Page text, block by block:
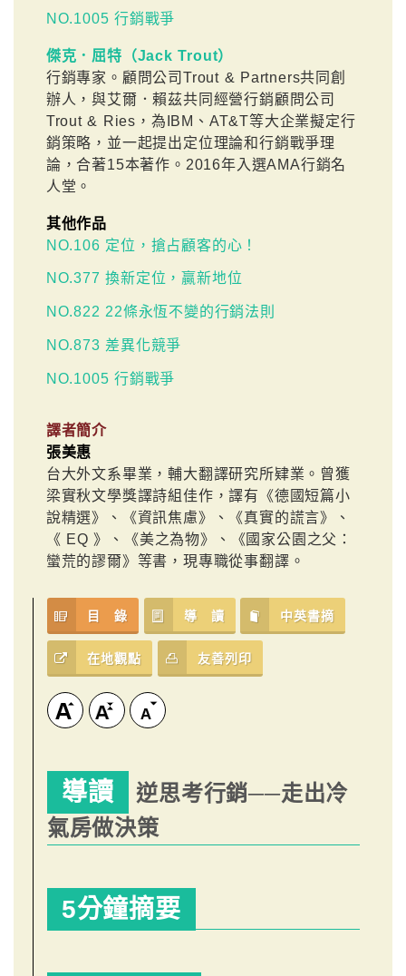
NO.1005 行銷戰爭
傑克．屈特（Jack Trout）
行銷專家。顧問公司Trout & Partners共同創
辦人，與艾爾．賴茲共同經營行銷顧問公司
Trout & Ries，為IBM、AT&T等大企業擬定行
銷策略，並一起提出定位理論和行銷戰爭理
論，合著15本著作。2016年入選AMA行銷名
人堂。
其他作品
NO.106 定位，搶占顧客的心！
NO.377 換新定位，贏新地位
NO.822 22條永恆不變的行銷法則
NO.873 差異化競爭
NO.1005 行銷戰爭
譯者簡介
張美惠
台大外文系畢業，輔大翻譯研究所肄業。曾獲
梁實秋文學獎譯詩組佳作，譯有《德國短篇小
說精選》、《資訊焦慮》、《真實的謊言》、
《 EQ 》、《美之為物》、《國家公園之父：
蠻荒的謬爾》等書，現專職從事翻譯。
目 錄 導 讀 中英書摘
在地觀點 友善列印
導讀
逆思考行銷──走出冷
氣房做決策
5分鐘摘要